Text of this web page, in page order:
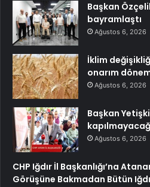
Başkan
bayramlaştı
Ağustos 6, 2026
İklim
onarım
Ağustos 6, 2026
Başkan
Ağustos 6, 2026
CHP Iğdır İl Başkanlığı’na
Görüşüne Bakmadan Bütün